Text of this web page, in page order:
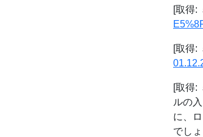
[取得:
[取得:
[取得:
ルの
に、
でし